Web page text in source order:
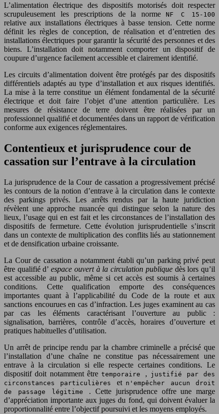
L’alimentation électrique des dispositifs motorisés doit respecter
scrupuleusement les prescriptions de la norme
NF C 15-100
relative aux installations électriques à basse tension. Cette norme
définit les règles de conception, de réalisation et d’entretien des
installations électriques pour garantir la sécurité des personnes et des
biens. L’installation doit notamment comporter un dispositif de
coupure d’urgence facilement accessible et clairement identifié.
Les circuits d’alimentation doivent être protégés par des dispositifs
différentiels adaptés au type d’installation et aux risques identifiés.
La mise à la terre constitue un élément fondamental de la sécurité
électrique et doit faire l’objet d’une attention particulière. Les
mesures de résistance de terre doivent être réalisées par un
professionnel qualifié et documentées dans un rapport de vérification
conforme aux exigences réglementaires.
Contentieux et jurisprudence cour de
cassation sur l’entrave à la circulation
La jurisprudence de la Cour de cassation a progressivement précisé
les contours de la notion d’entrave à la circulation dans le contexte
des parkings privés. Les arrêts rendus par la haute juridiction
révèlent une approche nuancée qui distingue selon la nature des
lieux, l’usage qui en est fait et les circonstances de l’installation des
dispositifs de fermeture. Cette évolution jurisprudentielle s’inscrit
dans un contexte de multiplication des conflits liés au stationnement
et de densification urbaine croissante.
La Cour de cassation a notamment établi qu’un parking privé peut
être qualifié d’espace ouvert à la circulation publique dès lors qu’il
est accessible au public, même si cet accès est soumis à certaines
conditions. Cette qualification emporte des conséquences
importantes quant à l’applicabilité du Code de la route et aux
sanctions encourues en cas d’infraction. Les juges examinent au cas
par cas les éléments caractérisant l’ouverture au public :
signalisation, barrières, contrôle d’accès, horaires d’ouverture et
pratiques habituelles d’utilisation.
Un arrêt de principe rendu par la chambre criminelle a précisé que
l’installation d’une chaîne ne constitue pas nécessairement une
entrave à la circulation si elle respecte certaines conditions. Le
dispositif doit notamment être temporaire , justifié par des
circonstances particulières et n'empêcher aucun droit
de passage légitime . Cette jurisprudence offre une marge
d’appréciation importante aux juges du fond, qui doivent évaluer la
proportionnalité entre l’objectif poursuivi et les moyens employés.